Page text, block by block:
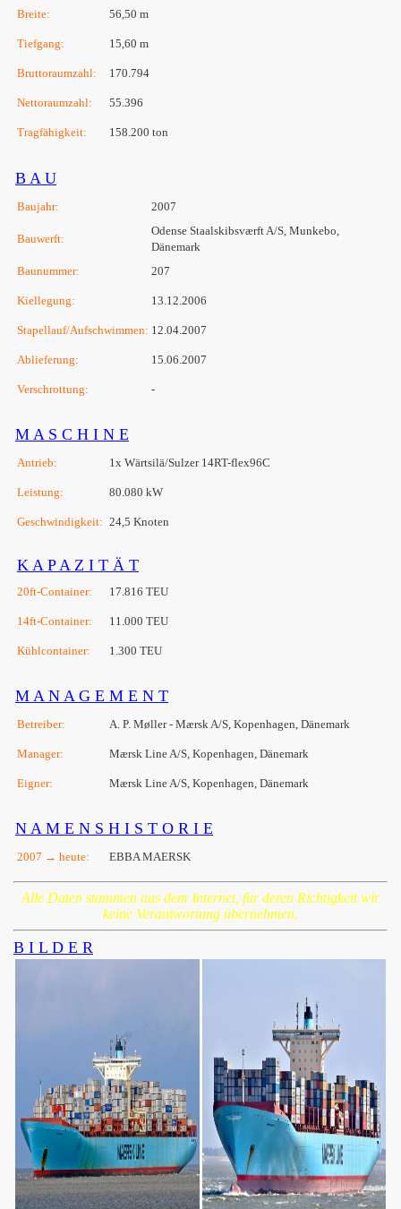
Breite: 56,50 m
Tiefgang: 15,60 m
Bruttoraumzahl: 170.794
Nettoraumzahl: 55.396
Tragfähigkeit: 158.200 ton
B A U
Baujahr: 2007
Bauwerft:
Odense Staalskibsværft A/S, Munkebo,
Dänemark
Baunummer:
207
Kiellegung: 13.12.2006
Stapellauf/Aufschwimmen: 12.04.2007
Ablieferung: 15.06.2007
Verschrottung: -
M A S C H I N E
Antrieb: 1x Wärtsilä/Sulzer 14RT-flex96C
Leistung: 80.080 kW
Geschwindigkeit: 24,5 Knoten
K A P A Z I T Ä T
20ft-Container: 17.816 TEU
14ft-Container: 11.000 TEU
Kühlcontainer: 1.300 TEU
M A N A G E M E N T
Betreiber: A. P. Møller - Mærsk A/S, Kopenhagen, Dänemark
Manager: Mærsk Line A/S, Kopenhagen, Dänemark
Eigner: Mærsk Line A/S, Kopenhagen, Dänemark
N A M E N S H I S T O R I E
2007 → heute: EBBA MAERSK
Alle Daten stammen aus dem Internet, für deren Richtigkeit wir
keine Verantwortung übernehmen.
B I L D E R